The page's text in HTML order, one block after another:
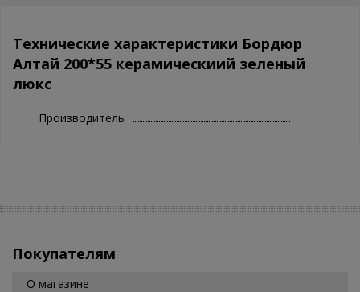
Технические характеристики Бордюр
Алтай 200*55 керамическиий зеленый
люкс
Производитель
Покупателям
О магазине